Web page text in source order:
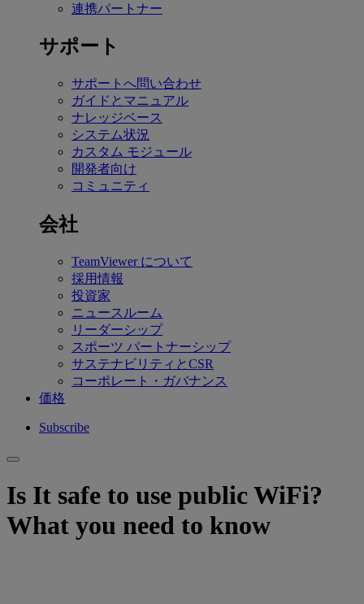
連携パートナー
サポート
サポートへ問い合わせ
ガイドとマニュアル
ナレッジベース
システム状況
カスタム モジュール
開発者向け
コミュニティ
会社
TeamViewer について
採用情報
投資家
ニュースルーム
リーダーシップ
スポーツ パートナーシップ
サステナビリティとCSR
コーポレート・ガバナンス
価格
Subscribe
Is It safe to use public WiFi?
What you need to know